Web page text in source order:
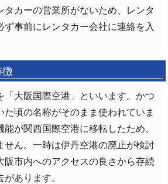
カーの営業所がないため、レンタ
ず事前にレンタカー会社に連絡を入
「大阪国際空港」といいます。かつ
頃の名称がそのまま使われていま
が関西国際空港に移転したため、
せん。一時は伊丹空港の廃止が検討
阪市内へのアクセスの良さから存続
あります。